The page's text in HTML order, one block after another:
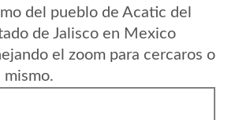
del pueblo de Acatic del
de Jalisco en Mexico
el zoom para cercaros o
mismo.